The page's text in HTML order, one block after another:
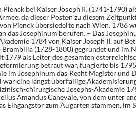
Plenck bei Kaiser Joseph II. (1741-1790)
da dieser Posten zu diesem
Plenck übersiedelte nach Wien. 1786
das Josephinum berufen. – Das
1784 von Kaiser Joseph II. auf
(1728-1800) gegründet und im
als Leiter des gesamten
betraut war, fungierte bis
im Josephinum das Recht Magister und
eine längst überfällige
chirurgische Josephs-Akademie
Amandus Canevale, von dem unter
Eingangstor zum Augarten stammen, im